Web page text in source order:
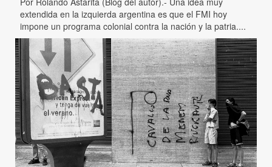
extendida en la izquierda argentina es que el FMI hoy
impone un programa colonial contra la nación y la patria....